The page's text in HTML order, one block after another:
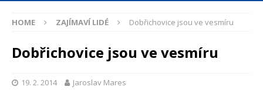
HOME ZAJÍMAVÍ LIDÉ Dobřichovice jsou ve vesmíru
Dobřichovice jsou ve vesmíru
19. 2. 2014 Jaroslav Mares